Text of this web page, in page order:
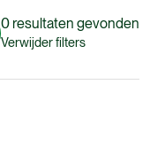
0 resultaten gevonden
Verwijder filters